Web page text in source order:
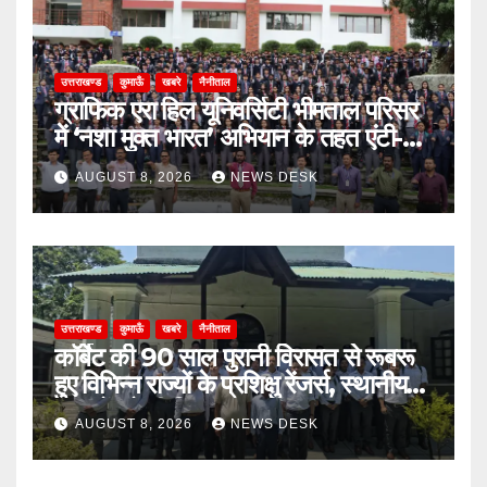
उत्तराखण्ड कुमाऊँ खबरे नैनीताल
ग्राफिक एरा हिल यूनिवर्सिटी भीमताल परिसर
में ‘नशा मुक्त भारत’ अभियान के तहत एंटी-
ड्रग शपथ
AUGUST 8, 2026 NEWS DESK
उत्तराखण्ड कुमाऊँ खबरे नैनीताल
कॉर्बेट की 90 साल पुरानी विरासत से रूबरू
हुए विभिन्न राज्यों के प्रशिक्षु रेंजर्स, स्थानीय
उत्पादों को भी दिया बढ़ावा
AUGUST 8, 2026 NEWS DESK